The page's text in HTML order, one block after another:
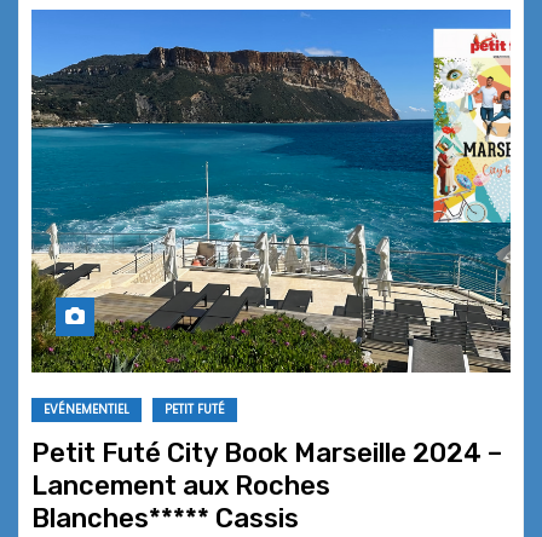
EVÉNEMENTIEL PETIT FUTÉ
Petit Futé City Book Marseille 2024 –
Lancement aux Roches
Blanches***** Cassis